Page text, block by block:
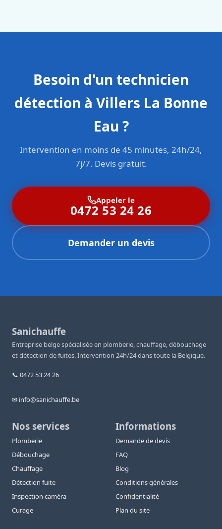
Besoin d'un technicien
détection à Villers La Bonne
Eau ?
Intervention en moins de 45 minutes, 24h/24,
7j/7. Devis gratuit.
Appeler le
0472 53 24 26
Demander un devis
Sanichauffe
Entreprise belge spécialisée en plomberie, chauffage, débouchage
et détection de fuites. Intervention 24h/24 dans toute la Belgique.
📞 0472 53 24 26
✉ info@sanichauffe.be
Nos services
Plomberie
Débouchage
Chauffage
Détection fuite
Inspection caméra
Curage
Informations
Demande de devis
FAQ
Blog
Conditions générales
Confidentialité
Plan du site